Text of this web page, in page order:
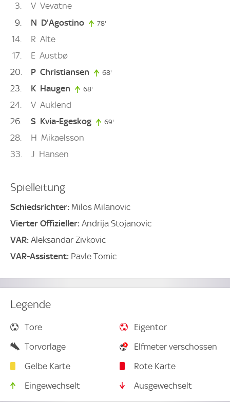
3 V Vevatne
9
N D'Agostino 78'
14 R Alte
17
E Austbø
20
P Christiansen 68'
23 K Haugen 68'
24 V Auklend
26
S Kvia-Egeskog 69'
28 H Mikaelsson
33
J Hansen
Spielleitung
Schiedsrichter: Milos Milanovic
Vierter Offizieller: Andrija Stojanovic
VAR: Aleksandar Zivkovic
VAR-Assistent: Pavle Tomic
Legende
Tore
Eigentor
Torvorlage
Elfmeter verschossen
Gelbe Karte
Rote Karte
Eingewechselt
Ausgewechselt